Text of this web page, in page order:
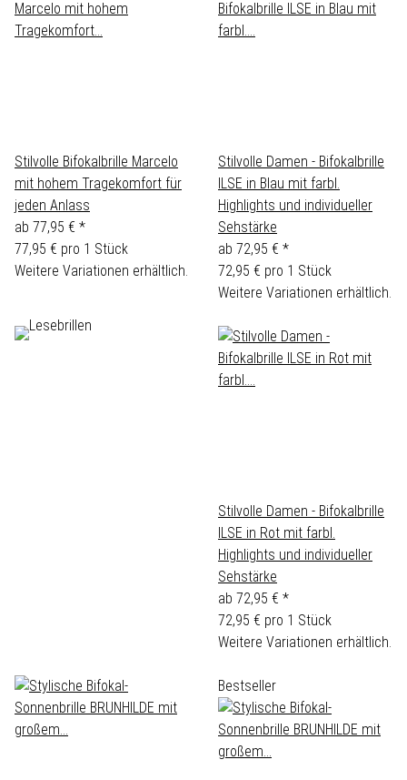
Stilvolle Bifokalbrille Marcelo
mit hohem Tragekomfort für
jeden Anlass
ab 77,95 € *
77,95 € pro 1 Stück
Weitere Variationen erhältlich.
Stilvolle Damen - Bifokalbrille
ILSE in Blau mit farbl.
Highlights und individueller
Sehstärke
ab 72,95 € *
72,95 € pro 1 Stück
Weitere Variationen erhältlich.
Stilvolle Damen - Bifokalbrille
ILSE in Rot mit farbl.
Highlights und individueller
Sehstärke
ab 72,95 € *
72,95 € pro 1 Stück
Weitere Variationen erhältlich.
Bestseller